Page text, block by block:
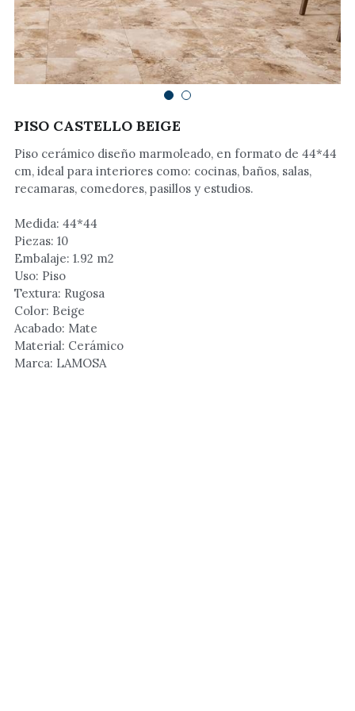
Muebles
Tarjas
Baños y Tapasientos
Calentadores
Ventiladores
PISO CASTELLO BEIGE
Piso cerámico diseño marmoleado, en formato de 44*44
cm, ideal para interiores como: cocinas, baños, salas,
recamaras, comedores, pasillos y estudios.
Medida: 44*44
Piezas: 10
Embalaje: 1.92 m2
Uso: Piso
Textura: Rugosa
Color: Beige
Acabado: Mate
Material: Cerámico
Marca: LAMOSA